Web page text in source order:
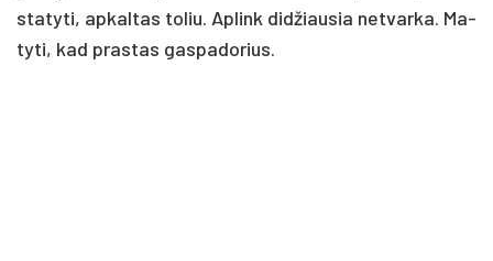
sta­ty­ti, ap­kal­tas to­liu. Ap­link di­džiau­sia ne­tvar­ka. Ma­
ty­ti, kad pra­stas gas­pa­do­rius.